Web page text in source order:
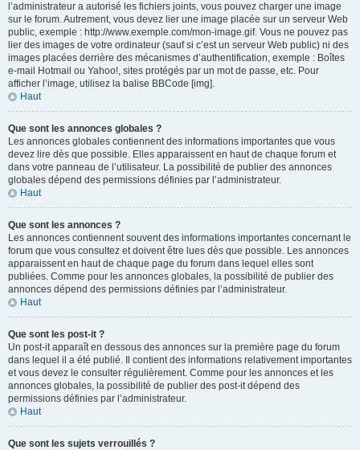
l’administrateur a autorisé les fichiers joints, vous pouvez charger une image
sur le forum. Autrement, vous devez lier une image placée sur un serveur Web
public, exemple : http://www.exemple.com/mon-image.gif. Vous ne pouvez pas
lier des images de votre ordinateur (sauf si c’est un serveur Web public) ni des
images placées derrière des mécanismes d’authentification, exemple : Boîtes
e-mail Hotmail ou Yahoo!, sites protégés par un mot de passe, etc. Pour
afficher l’image, utilisez la balise BBCode [img].
Haut
Que sont les annonces globales ?
Les annonces globales contiennent des informations importantes que vous
devez lire dès que possible. Elles apparaissent en haut de chaque forum et
dans votre panneau de l’utilisateur. La possibilité de publier des annonces
globales dépend des permissions définies par l’administrateur.
Haut
Que sont les annonces ?
Les annonces contiennent souvent des informations importantes concernant le
forum que vous consultez et doivent être lues dès que possible. Les annonces
apparaissent en haut de chaque page du forum dans lequel elles sont
publiées. Comme pour les annonces globales, la possibilité de publier des
annonces dépend des permissions définies par l’administrateur.
Haut
Que sont les post-it ?
Un post-it apparaît en dessous des annonces sur la première page du forum
dans lequel il a été publié. Il contient des informations relativement importantes
et vous devez le consulter régulièrement. Comme pour les annonces et les
annonces globales, la possibilité de publier des post-it dépend des
permissions définies par l’administrateur.
Haut
Que sont les sujets verrouillés ?